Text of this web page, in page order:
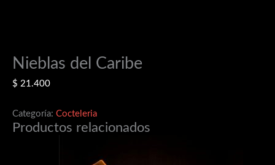
Nieblas del Caribe
$ 21.400
Categoría: Cocteleria
Productos relacionados